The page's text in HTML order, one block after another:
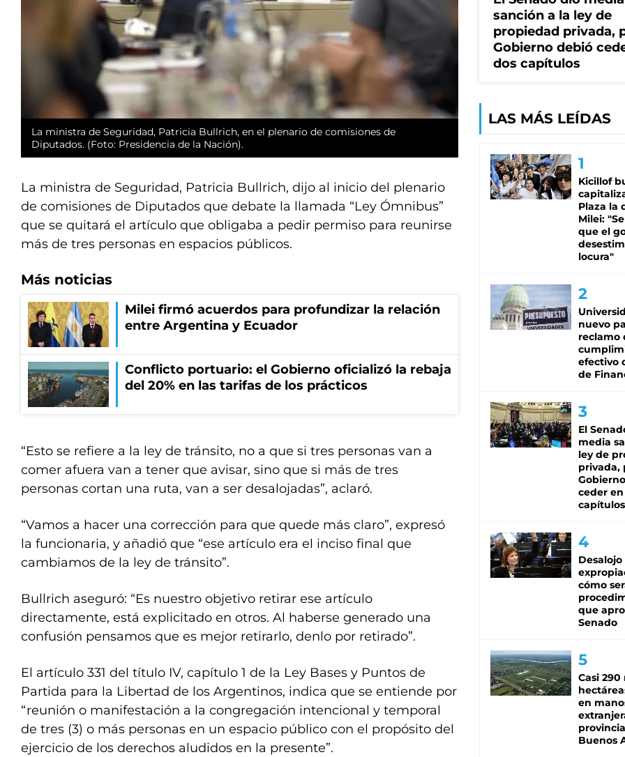
La ministra de Seguridad, Patricia Bullrich, en el plenario de comisiones de
Diputados. (Foto: Presidencia de la Nación).
La ministra de Seguridad, Patricia Bullrich, dijo al inicio del plenario
de comisiones de Diputados que debate la llamada “Ley Ómnibus”
que se quitará el artículo que obligaba a pedir permiso para reunirse
más de tres personas en espacios públicos.
Más noticias
Milei firmó acuerdos para profundizar la relación
entre Argentina y Ecuador
Conflicto portuario: el Gobierno oficializó la rebaja
del 20% en las tarifas de los prácticos
“Esto se refiere a la ley de tránsito, no a que si tres personas van a
comer afuera van a tener que avisar, sino que si más de tres
personas cortan una ruta, van a ser desalojadas”, aclaró.
“Vamos a hacer una corrección para que quede más claro”, expresó
la funcionaria, y añadió que “ese artículo era el inciso final que
cambiamos de la ley de tránsito”.
Bullrich aseguró: “Es nuestro objetivo retirar ese artículo
directamente, está explicitado en otros. Al haberse generado una
confusión pensamos que es mejor retirarlo, denlo por retirado”.
El artículo 331 del título IV, capítulo 1 de la Ley Bases y Puntos de
Partida para la Libertad de los Argentinos, indica que se entiende por
“reunión o manifestación a la congregación intencional y temporal
de tres (3) o más personas en un espacio público con el propósito del
ejercicio de los derechos aludidos en la presente”.
sanción a la ley de
propiedad privada,
Gobierno debió
dos capítulos
LAS MÁS LEÍDAS
Kicillof
Plaza la
Milei:
que el
locura"
nuevo
reclamo
efectivo
de
El
media
ley de
privada,
ceder
capítulos
cómo
que
Senado
Casi 290
en
Buenos